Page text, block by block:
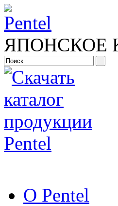
ЯПОНСКОЕ
О Pentel